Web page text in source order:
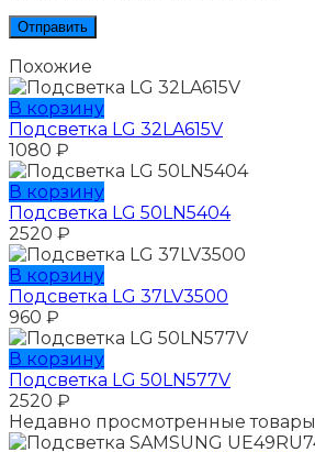
Похожие
В корзину
Подсветка LG 32LA615V
1080 ₽
В корзину
Подсветка LG 50LN5404
2520 ₽
В корзину
Подсветка LG 37LV3500
960 ₽
В корзину
Подсветка LG 50LN577V
2520 ₽
Недавно просмотренные товары